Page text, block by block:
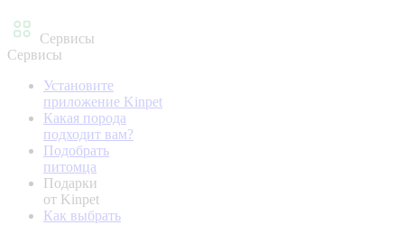
Сервисы
Сервисы
Установите
приложение Kinpet
Какая порода
подходит вам?
Подобрать
питомца
Подарки
от Kinpet
Как выбрать